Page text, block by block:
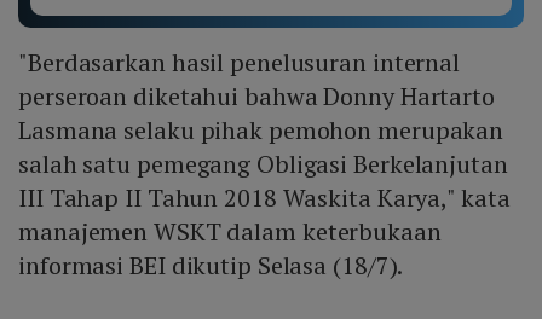
"Berdasarkan hasil penelusuran internal
perseroan diketahui bahwa Donny Hartarto
Lasmana selaku pihak pemohon merupakan
salah satu pemegang Obligasi Berkelanjutan
III Tahap II Tahun 2018 Waskita Karya," kata
manajemen WSKT dalam keterbukaan
informasi BEI dikutip Selasa (18/7).